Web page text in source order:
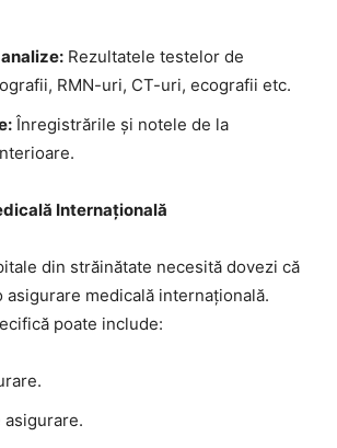
Rezultatele testelor de
RMN-uri, CT-uri, ecografii etc.
Înregistrările și notele de la
Internațională
din străinătate necesită dovezi că
medicală internațională.
poate include:
asigurare.